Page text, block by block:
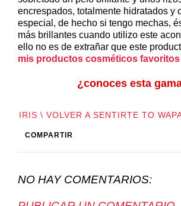
encrespados, totalmente hidratados y
especial, de hecho si tengo mechas,
más brillantes cuando utilizo este
ello no es de extrañar que este
mis productos cosméticos
¿conoces esta
IRIS \ VOLVER A SENTIRTE TO
COMPARTIR
NO HAY COMENTARIOS: